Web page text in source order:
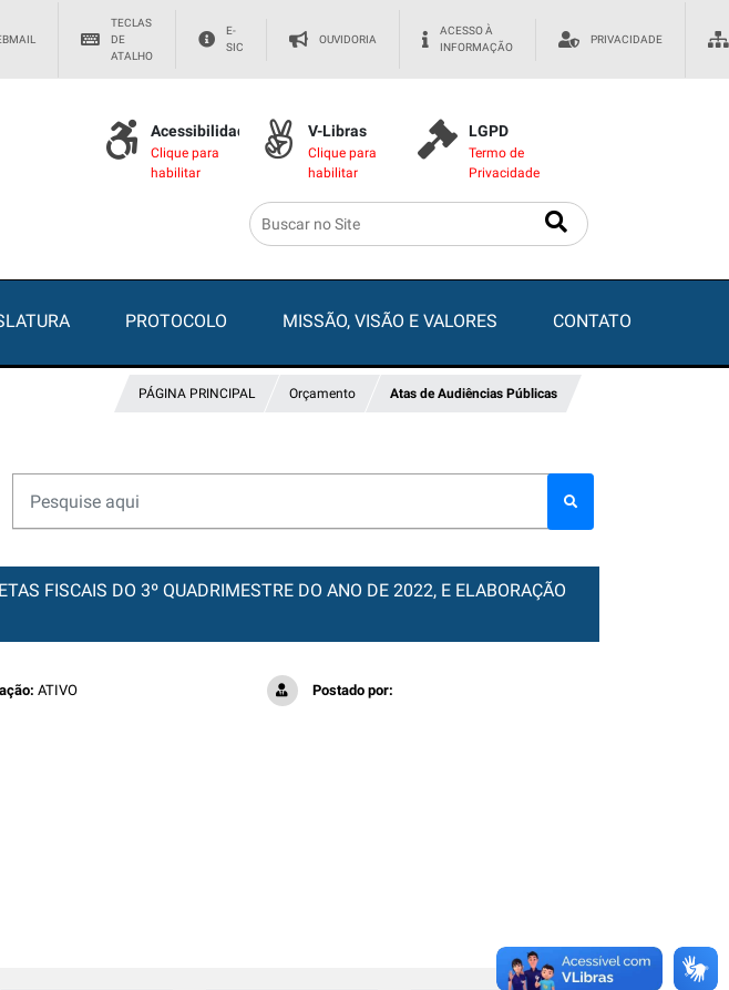
TECLAS
DE
ATALHO
E-
SIC
OUVIDORIA
ACESSO À
INFORMAÇÃO
PRIVACIDADE
Acessibilidade
Clique para
habilitar
V-Libras
Clique para
habilitar
LGPD
Termo de
Privacidade
PROTOCOLO MISSÃO, VISÃO E VALORES CONTATO
PÁGINA PRINCIPAL Orçamento Atas de Audiências Públicas
FISCAIS DO 3º QUADRIMESTRE DO ANO DE 2022, E ELABORAÇÃO
ATIVO Postado por: